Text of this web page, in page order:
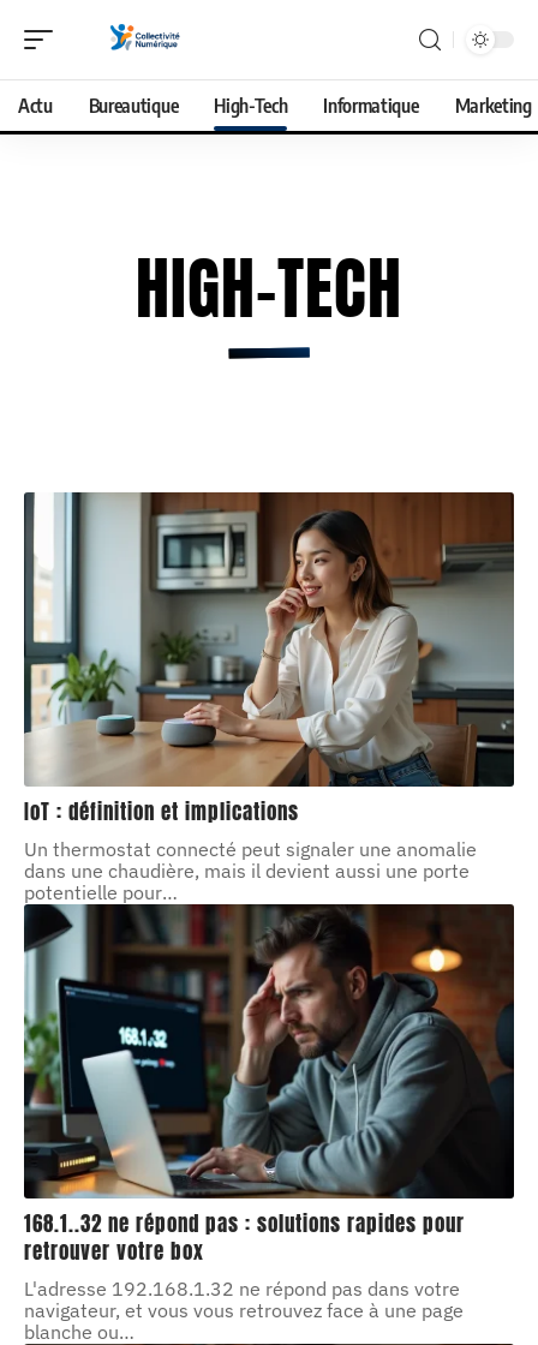
Actu Bureautique High-Tech Informatique Marketing
HIGH-TECH
IoT : définition et implications
Un thermostat connecté peut signaler une anomalie
dans une chaudière, mais il devient aussi une porte
potentielle pour…
168.1..32 ne répond pas : solutions rapides pour
retrouver votre box
L'adresse 192.168.1.32 ne répond pas dans votre
navigateur, et vous vous retrouvez face à une page
blanche ou…